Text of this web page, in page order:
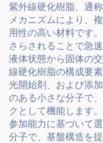
紫外線硬化樹脂、通
メカニズムにより、
用性の高い材料です
さらされることで急
液体状態から固体の
線硬化樹脂の構成要
光開始剤、および添
のある小さな分子で
クとして機能します
参加能力に基づいて
分子で、基盤構造を